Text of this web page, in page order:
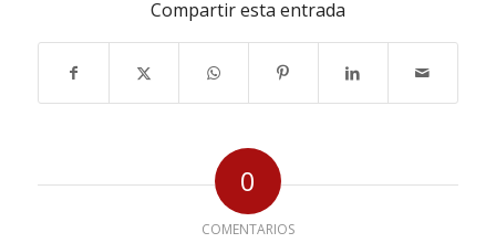
Compartir esta entrada
0
COMENTARIOS